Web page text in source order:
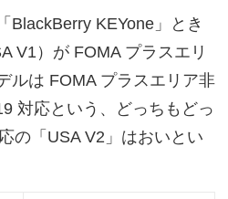
BlackBerry KEYone」とき
V1）が FOMA プラスエリ
ルは FOMA プラスエリア非
対応という、どっちもどっ
の「USA V2」はおいとい